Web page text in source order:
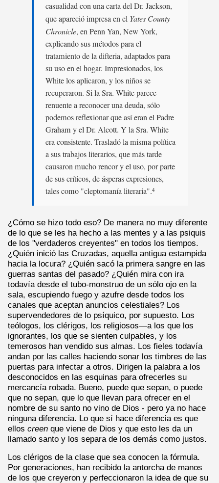
casualidad con una carta del Dr. Jackson,
que apareció impresa en el Yates County
Chronicle, en Penn Yan, New York,
explicando sus métodos para el
tratamiento de la difteria, adaptados para
su uso en el hogar. Impresionados, los
White los aplicaron, y los niños se
recuperaron. Si la Sra. White parece
renuente a reconocer una deuda, sólo
podemos reflexionar que así eran el Padre
Graham y el Dr. Alcott. Y la Sra. White
era consistente. Trasladó la misma política
a sus trabajos literarios, que más tarde
causaron mucho rencor y el uso, por parte
de sus críticos, de ásperas expresiones,
tales como "cleptomanía literaria".4
¿Cómo se hizo todo eso? De manera no muy diferente
de lo que se les ha hecho a las mentes y a las psiquis
de los "verdaderos creyentes" en todos los tiempos.
¿Quién inició las Cruzadas, aquella antigua estampida
hacia la locura? ¿Quién sacó la primera sangre en las
guerras santas del pasado? ¿Quién mira con ira
todavía desde el tubo-monstruo de un sólo ojo en la
sala, escupiendo fuego y azufre desde todos los
canales que aceptan anuncios celestiales? Los
supervendedores de lo psíquico, por supuesto. Los
teólogos, los clérigos, los religiosos—a los que los
ignorantes, los que se sienten culpables, y los
temerosos han vendido sus almas. Los fieles todavía
andan por las calles haciendo sonar los timbres de las
puertas para infectar a otros. Dirigen la palabra a los
desconocidos en las esquinas para ofrecerles su
mercancía robada. Bueno, puede que sepan, o puede
que no sepan, que lo que llevan para ofrecer en el
nombre de su santo no vino de Dios - pero ya no hace
ninguna diferencia. Lo que sí hace diferencia es que
ellos creen que viene de Dios y que esto les da un
llamado santo y los separa de los demás como justos.
Los clérigos de la clase que sea conocen la fórmula.
Por generaciones, han recibido la antorcha de manos
de los que creyeron y perfeccionaron la idea de que su